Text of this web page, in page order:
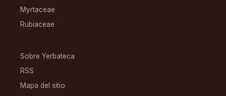
Myrtaceae
Rubiaceae
Sobre Yerbateca
RSS
Mapa del sitio